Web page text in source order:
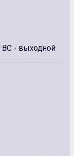
ВС - выходной